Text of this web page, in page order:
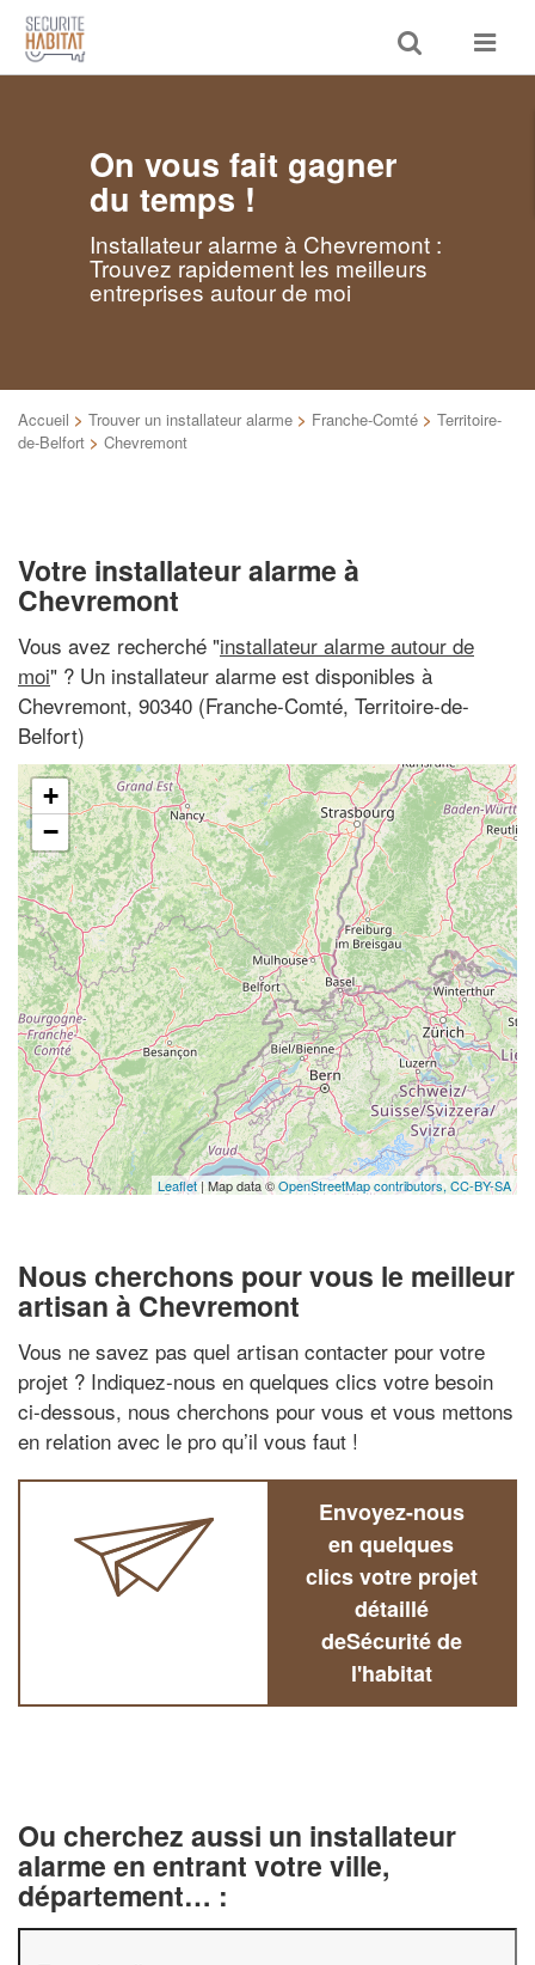
Toggle
search
Toggle
On vous fait gagner
du temps !
Installateur alarme à Chevremont :
Trouvez rapidement les meilleurs
entreprises autour de moi
Accueil > Trouver un installateur alarme > Franche-Comté > Territoire-
de-Belfort > Chevremont
Votre installateur alarme à
Chevremont
Vous avez recherché "installateur alarme autour de
moi" ? Un installateur alarme est disponibles à
Chevremont, 90340 (Franche-Comté, Territoire-de-
Belfort)
+
−
Leaflet| Map data ©OpenStreetMap contributors, CC-BY-SA
Nous cherchons pour vous le meilleur
artisan à Chevremont
Vous ne savez pas quel artisan contacter pour votre
projet ? Indiquez-nous en quelques clics votre besoin
ci-dessous, nous cherchons pour vous et vous mettons
en relation avec le pro qu’il vous faut !
Envoyez-nous
en quelques
clics votre projet
détaillé
deSécurité de
l'habitat
Ou cherchez aussi un installateur
alarme en entrant votre ville,
département… :